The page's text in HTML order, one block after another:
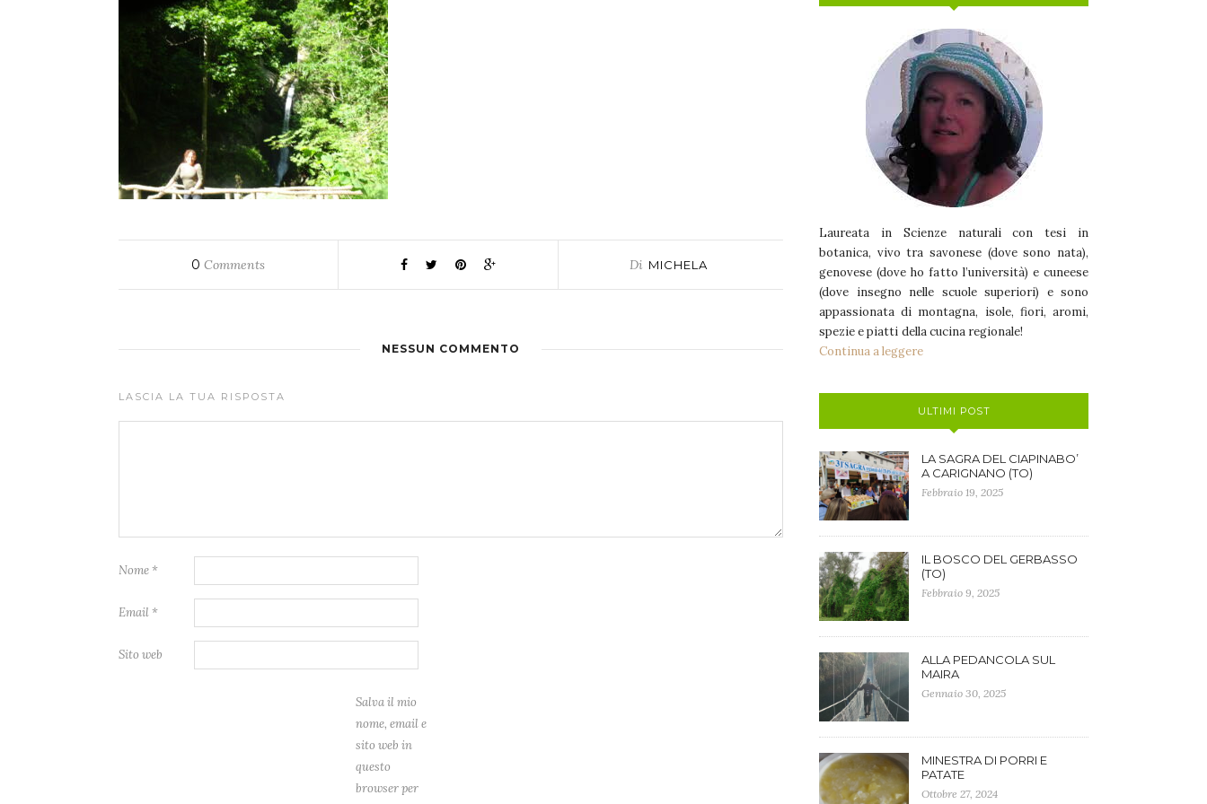
0 Comments Di MICHELA
NESSUN COMMENTO
LASCIA LA TUA RISPOSTA
Nome *
Email *
Sito web
Salva il mio
nome, email e
sito web in
questo
browser per
Laureata in Scienze naturali con tesi in
botanica, vivo tra savonese (dove sono nata),
genovese (dove ho fatto l’università) e cuneese
(dove insegno nelle scuole superiori) e sono
appassionata di montagna, isole, fiori, aromi,
spezie e piatti della cucina regionale!
Continua a leggere
ULTIMI POST
LA SAGRA DEL CIAPINABO’
A CARIGNANO (TO)
Febbraio 19, 2025
IL BOSCO DEL GERBASSO
(TO)
Febbraio 9, 2025
ALLA PEDANCOLA SUL
MAIRA
Gennaio 30, 2025
MINESTRA DI PORRI E
PATATE
Ottobre 27, 2024